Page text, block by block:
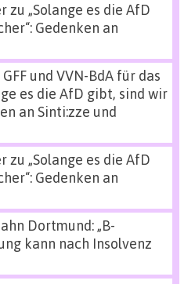
zu „Solange es die AfD
Gedenken an
und VVN-BdA für das
es die AfD gibt, sind wir
an Sinti:zze und
zu „Solange es die AfD
Gedenken an
Dortmund: „B-
kann nach Insolvenz